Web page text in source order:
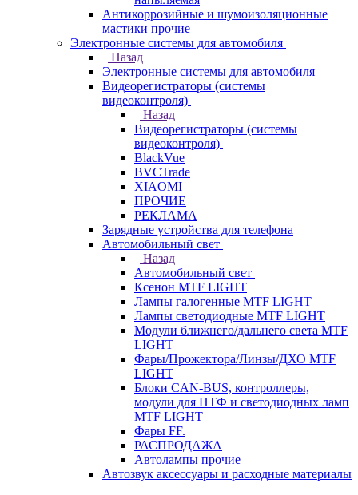
Антикоррозийные и шумоизоляционные
мастики прочие
Электронные системы для автомобиля
Назад
Электронные системы для автомобиля
Видеорегистраторы (системы
видеоконтроля)
Назад
Видеорегистраторы (системы
видеоконтроля)
BlackVue
BVCTrade
XIAOMI
ПРОЧИЕ
РЕКЛАМА
Зарядные устройства для телефона
Автомобильный свет
Назад
Автомобильный свет
Ксенон MTF LIGHT
Лампы галогенные MTF LIGHT
Лампы светодиодные MTF LIGHT
Модули ближнего/дальнего света MTF
LIGHT
Фары/Прожектора/Линзы/ДХО MTF
LIGHT
Блоки CAN-BUS, контроллеры,
модули для ПТФ и светодиодных ламп
MTF LIGHT
Фары FF.
РАСПРОДАЖА
Автолампы прочие
Автозвук аксессуары и расходные материалы